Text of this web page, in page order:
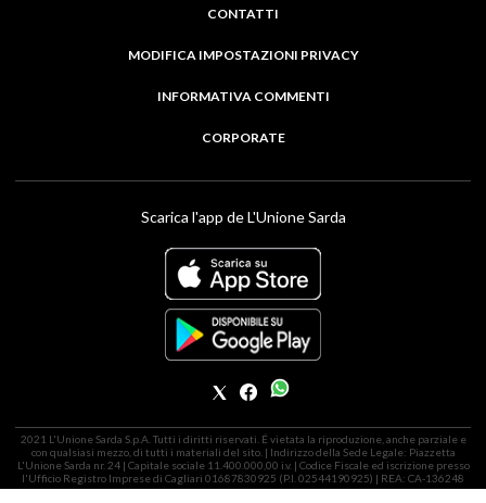
CONTATTI
MODIFICA IMPOSTAZIONI PRIVACY
INFORMATIVA COMMENTI
CORPORATE
Scarica l'app de L'Unione Sarda
2021 L'Unione Sarda S.p.A. Tutti i diritti riservati. É vietata la riproduzione, anche parziale e
con qualsiasi mezzo, di tutti i materiali del sito. | Indirizzo della Sede Legale: Piazzetta
L'Unione Sarda nr. 24 | Capitale sociale 11.400.000,00 i.v. | Codice Fiscale ed iscrizione presso
l'Ufficio Registro Imprese di Cagliari 01687830925 (P.I. 02544190925) | REA: CA-136248